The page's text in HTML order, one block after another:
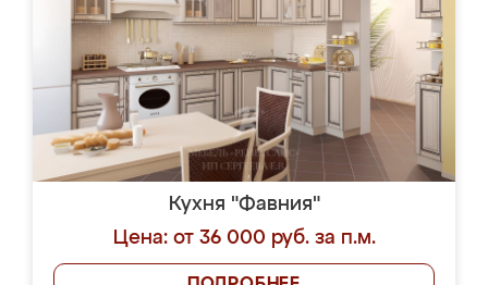
Кухня "Фавния"
Цена: от 36 000 руб. за п.м.